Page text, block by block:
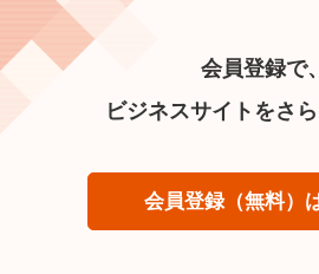
会員登録で、
ビジネスサイトをさ
会員登録（無料）